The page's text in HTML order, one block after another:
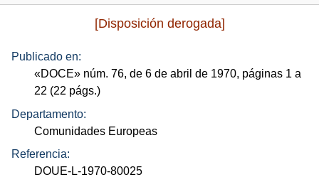
[Disposición derogada]
Publicado en:
«DOCE» núm. 76, de 6 de abril de 1970, páginas 1 a
22 (22 págs.)
Departamento:
Comunidades Europeas
Referencia:
DOUE-L-1970-80025